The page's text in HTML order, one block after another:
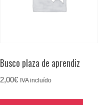
Busco plaza de aprendiz
2,00€ IVA incluído